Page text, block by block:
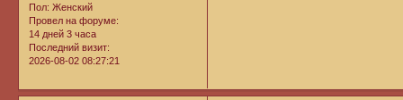
Пол: Женский
Провел на форуме:
14 дней 3 часа
Последний визит:
2026-08-02 08:27:21